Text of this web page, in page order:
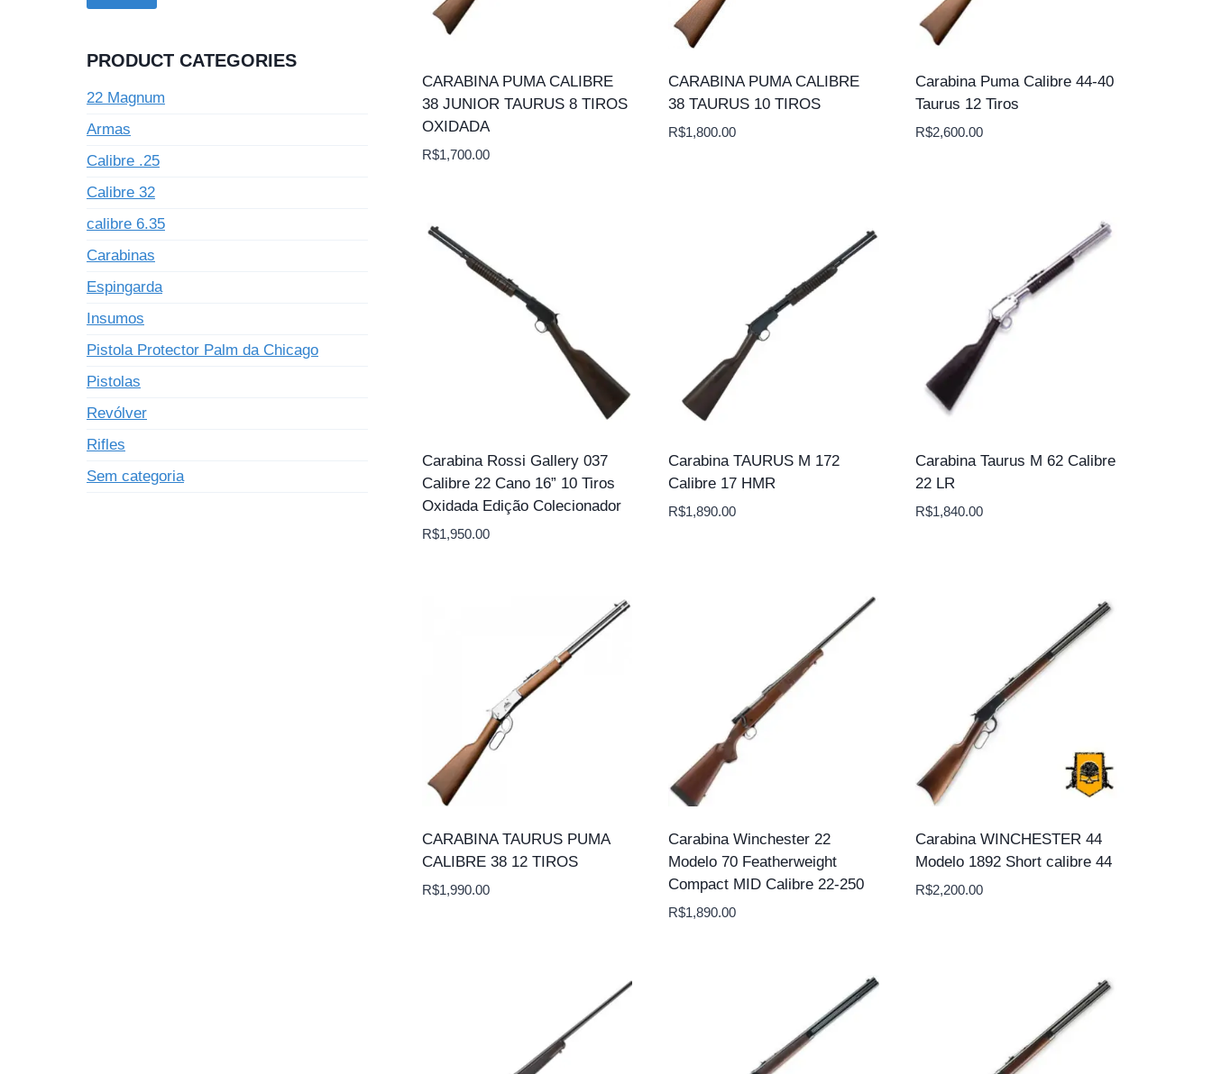
CARABINA PUMA CALIBRE
38 JUNIOR TAURUS 8 TIROS
OXIDADA
R$1,700.00
CARABINA PUMA CALIBRE
38 TAURUS 10 TIROS
R$1,800.00
Carabina Puma Calibre 44-40
Taurus 12 Tiros
R$2,600.00
Carabina Rossi Gallery 037
Calibre 22 Cano 16” 10 Tiros
Oxidada Edição Colecionador
R$1,950.00
Carabina TAURUS M 172
Calibre 17 HMR
R$1,890.00
Carabina Taurus M 62 Calibre
22 LR
R$1,840.00
CARABINA TAURUS PUMA
CALIBRE 38 12 TIROS
R$1,990.00
Carabina Winchester 22
Modelo 70 Featherweight
Compact MID Calibre 22-250
R$1,890.00
Carabina WINCHESTER 44
Modelo 1892 Short calibre 44
R$2,200.00
PRODUCT CATEGORIES
22 Magnum
Armas
Calibre .25
Calibre 32
calibre 6.35
Carabinas
Espingarda
Insumos
Pistola Protector Palm da Chicago
Pistolas
Revólver
Rifles
Sem categoria